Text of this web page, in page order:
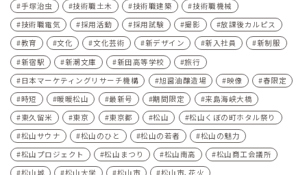
手塚治虫
技術職土木 技術職建築
技術職機械
技術職電気
採用活動 採用試験 撮影
放課後カルピス
教育
文化 文化芸術 新デザイン 新入社員
新制服
新宿駅
新潮文庫 新田高等学校
旅行
日本マーケティングリサーチ機構
旭醤油醸造場 映像
春限定
時短
暖暖松山 最新号 期間限定
来島海峡大橋
東久留米
東京 東京都 松山
松山くぼの町ホタル祭り
松山サウナ
松山のひと 松山の若者
松山の魅力
松山プロジェクト
松山まつり 松山南高
松山商工会議所
松山城
松山大学 松山市
松山市､花火